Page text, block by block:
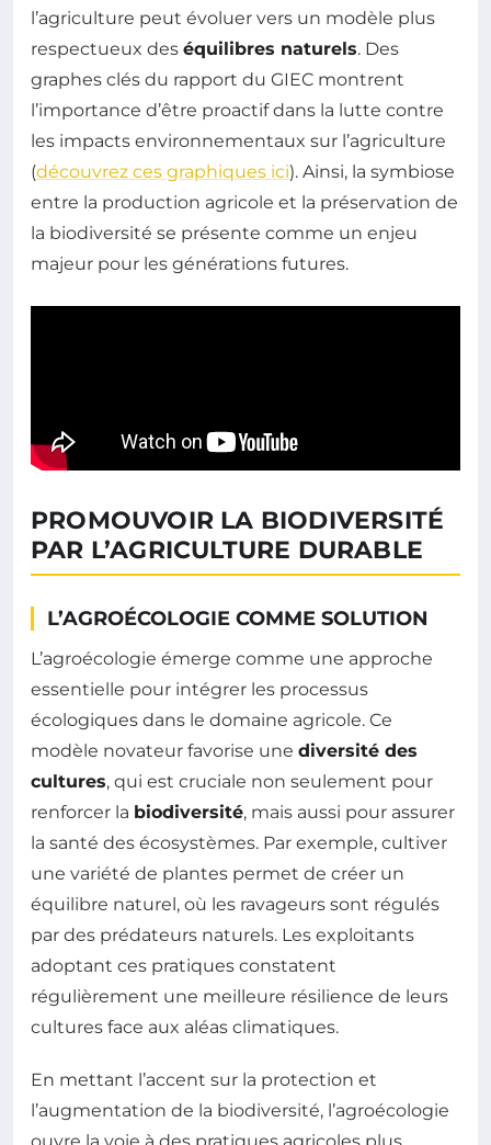
l’agriculture peut évoluer vers un modèle plus
respectueux des équilibres naturels. Des
graphes clés du rapport du GIEC montrent
l’importance d’être proactif dans la lutte contre
les impacts environnementaux sur l’agriculture
(découvrez ces graphiques ici). Ainsi, la symbiose
entre la production agricole et la préservation de
la biodiversité se présente comme un enjeu
majeur pour les générations futures.
PROMOUVOIR LA BIODIVERSITÉ
PAR L’AGRICULTURE DURABLE
L’AGROÉCOLOGIE COMME SOLUTION
L’agroécologie émerge comme une approche
essentielle pour intégrer les processus
écologiques dans le domaine agricole. Ce
modèle novateur favorise une diversité des
cultures, qui est cruciale non seulement pour
renforcer la biodiversité, mais aussi pour assurer
la santé des écosystèmes. Par exemple, cultiver
une variété de plantes permet de créer un
équilibre naturel, où les ravageurs sont régulés
par des prédateurs naturels. Les exploitants
adoptant ces pratiques constatent
régulièrement une meilleure résilience de leurs
cultures face aux aléas climatiques.
En mettant l’accent sur la protection et
l’augmentation de la biodiversité, l’agroécologie